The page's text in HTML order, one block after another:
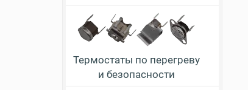
Термостаты по перегреву
и безопасности